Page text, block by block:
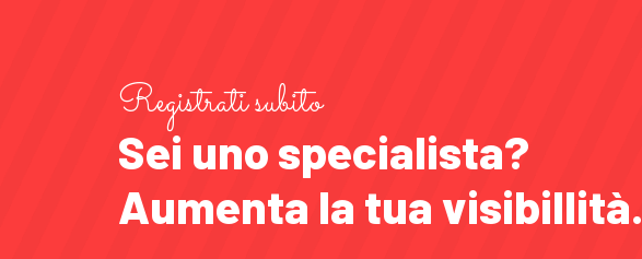
Registrati subito
Sei uno specialista?
Aumenta la tua visibillità.